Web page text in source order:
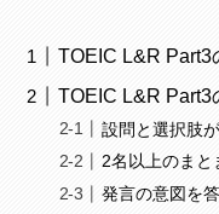
TOEIC L&R Part3
TOEIC L&R Part3
設問と選択肢
2名以上のまと
発言の意図を